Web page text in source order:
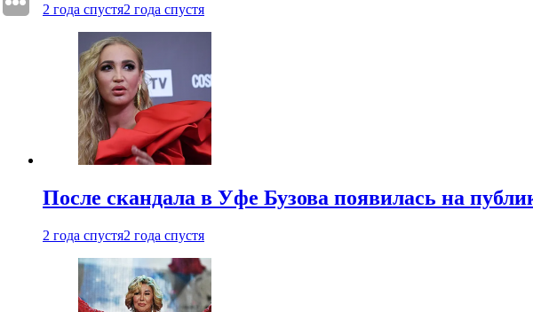
2 года спустя2 года спустя
После скандала в Уфе Бузова появилась на
2 года спустя2 года спустя